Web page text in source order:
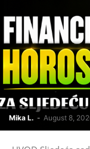
Mika L. - August 8,